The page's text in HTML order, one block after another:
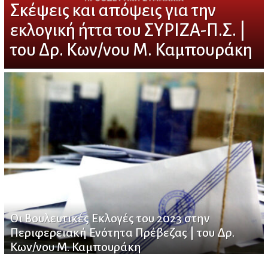
Σκέψεις και απόψεις για την
εκλογική ήττα του ΣΥΡΙΖΑ-Π.Σ. |
του Δρ. Κων/νου Μ. Καμπουράκη
Οι Βουλευτικές Εκλογές του 2023 στην
Περιφερειακή Ενότητα Πρέβεζας | του Δρ.
Κων/νου Μ. Καμπουράκη